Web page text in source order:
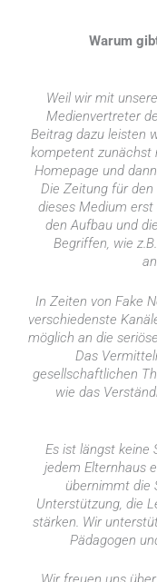
Warum
Weil wir mit
Medienvertreter
Beitrag dazu leisten
kompetent zunächst
Homepage und
Die Zeitung für
dieses Medium erst
den Aufbau und
Begriffen, wie z.B.
In Zeiten von Fake
verschiedenste
möglich an die
Das
gesellschaftlichen
wie das
Es ist längst keine
jedem Elternhaus
übernimmt die
Unterstützung, die
stärken. Wir
Pädagogen